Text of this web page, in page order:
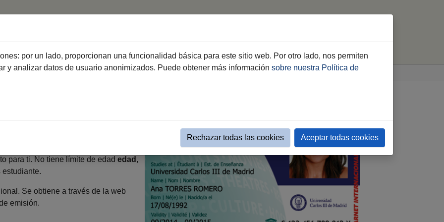
Joven Carnet Internacional Estudiante
(ISIC)
para ti. No tiene límite de edad edad ,
estudiante.
Se obtiene a través de la web
emisión.
por un lado, proporcionan una funcionalidad básica para este sitio web. Por otro lado, nos permiten
y analizar datos de usuario anonimizados. Puede obtener más información sobre nuestra Política de
Rechazar todas las cookies Aceptar todas cookies